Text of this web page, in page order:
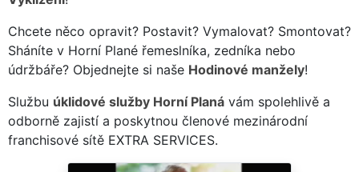
Chcete něco opravit? Postavit? Vymalovat? Smontovat?
Sháníte v Horní Plané řemeslníka, zedníka nebo
údržbáře? Objednejte si naše Hodinové manžely!
Službu úklidové služby Horní Planá vám spolehlivě a
odborně zajistí a poskytnou členové mezinárodní
franchisové sítě EXTRA SERVICES.